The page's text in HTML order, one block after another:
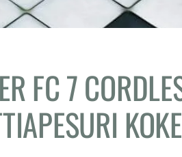
FC 7